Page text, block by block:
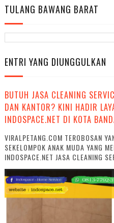
TULANG BAWANG BARAT
ENTRI YANG DIUNGGULKAN
BUTUH JASA CLEANING
DAN KANTOR? KINI HADIR
INDOSPACE.NET DI KOTA
VIRALPETANG.COM TEROBOSAN
SEKELOMPOK ANAK MUDA YANG
INDOSPACE.NET JASA CLEANING